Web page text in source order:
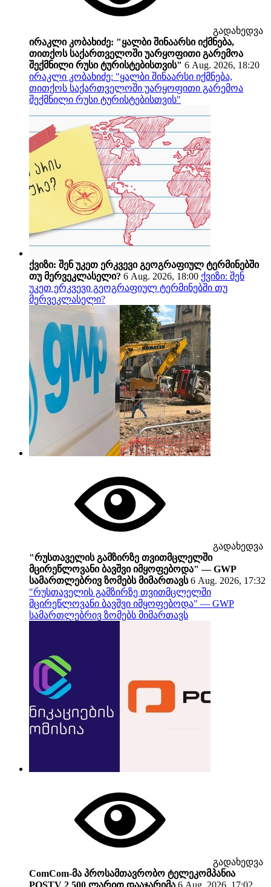
გადახედვა
ირაკლი კობახიძე: "ყალბი შინაარსი იქმნება,
თითქოს საქართველოში უარყოფითი გარემოა
შექმნილი რუსი ტურისტებისთვის" 6 Aug. 2026, 18:20
ირაკლი კობახიძე: "ყალბი შინაარსი იქმნება,
თითქოს საქართველოში უარყოფითი გარემოა
შექმნილი რუსი ტურისტებისთვის"
ქვიზი: შენ უკეთ ერკვევი გეოგრაფიულ ტერმინებში
თუ მერვეკლასელი? 6 Aug. 2026, 18:00 ქვიზი: შენ
უკეთ ერკვევი გეოგრაფიულ ტერმინებში თუ
მერვეკლასელი?
გადახედვა
"რუსთაველის გამზირზე თვითმცლელში
მცირეწლოვანი ბავშვი იმყოფებოდა" — GWP
სამართლებრივ ზომებს მიმართავს 6 Aug. 2026, 17:32
"რუსთაველის გამზირზე თვითმცლელში
მცირეწლოვანი ბავშვი იმყოფებოდა" — GWP
სამართლებრივ ზომებს მიმართავს
გადახედვა
ComCom-მა პროსამთავრობო ტელეკომპანია